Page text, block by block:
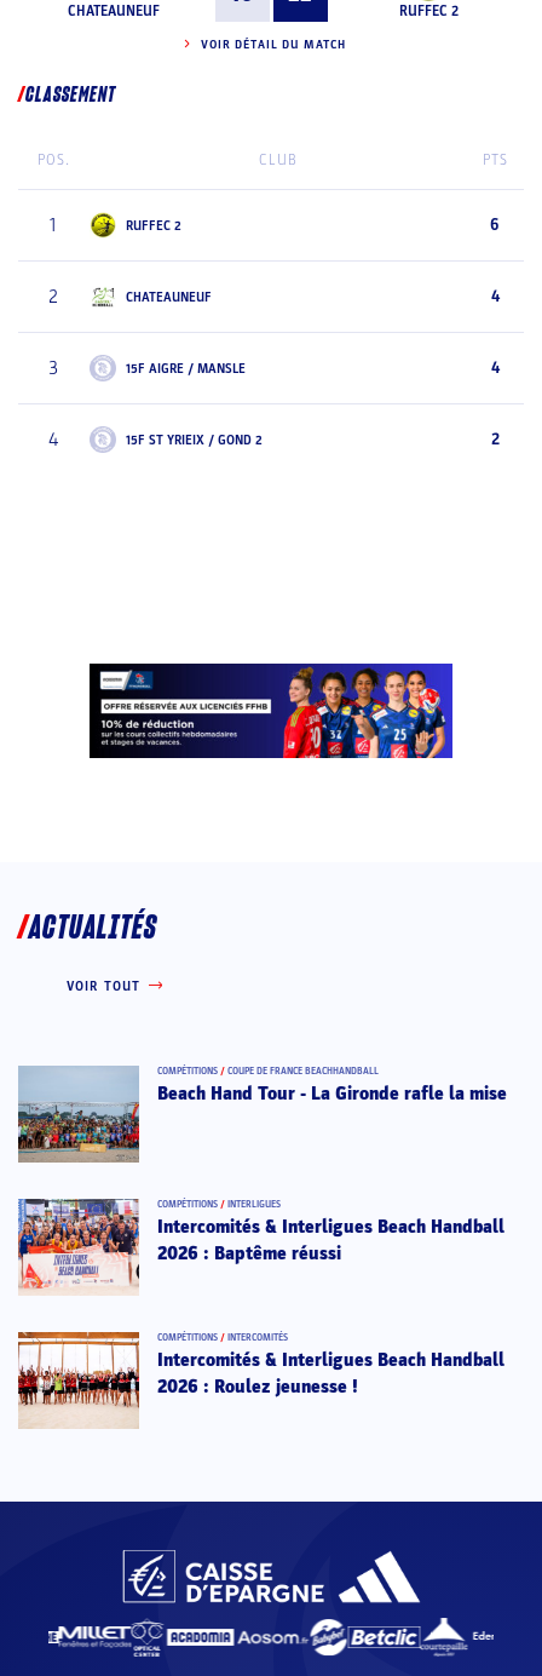
CHATEAUNEUF RUFFEC 2
VOIR DÉTAIL DU MATCH
CLASSEMENT
POS. CLUB PTS
1 RUFFEC 2 6
2 CHATEAUNEUF 4
3 15F AIGRE / MANSLE 4
4 15F ST YRIEIX / GOND 2 2
ACTUALITÉS
VOIR TOUT
COMPÉTITIONS / COUPE DE FRANCE BEACHHANDBALL
Beach Hand Tour - La Gironde rafle la mise
COMPÉTITIONS / INTERLIGUES
Intercomités & Interligues Beach Handball
2026 : Baptême réussi
COMPÉTITIONS / INTERCOMITÉS
Intercomités & Interligues Beach Handball
2026 : Roulez jeunesse !